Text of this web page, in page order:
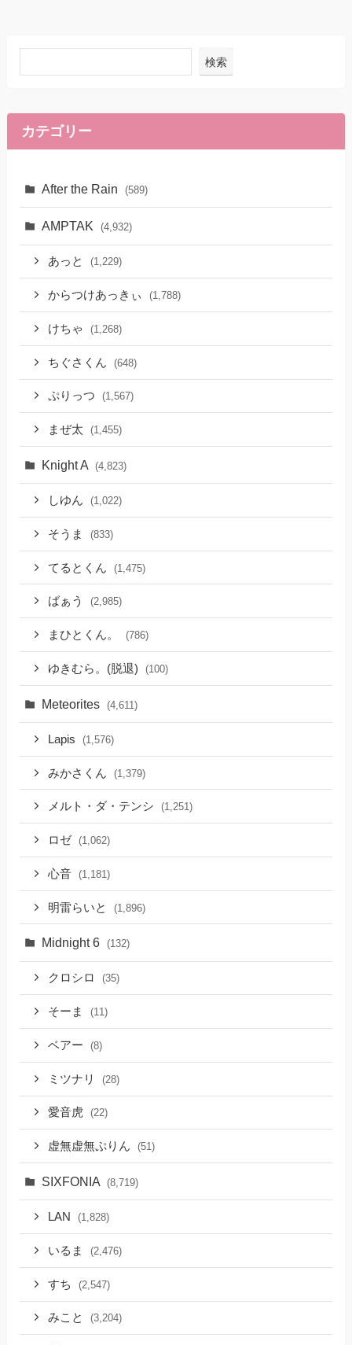
検索
カテゴリー
After the Rain (589)
AMPTAK (4,932)
あっと (1,229)
からつけあっきぃ (1,788)
けちゃ (1,268)
ちぐさくん (648)
ぷりっつ (1,567)
まぜ太 (1,455)
Knight A (4,823)
しゆん (1,022)
そうま (833)
てるとくん (1,475)
ばぁう (2,985)
まひとくん。 (786)
ゆきむら。(脱退) (100)
Meteorites (4,611)
Lapis (1,576)
みかさくん (1,379)
メルト・ダ・テンシ (1,251)
ロゼ (1,062)
心音 (1,181)
明雷らいと (1,896)
Midnight 6 (132)
クロシロ (35)
そーま (11)
ベアー (8)
ミツナリ (28)
愛音虎 (22)
虚無虚無ぷりん (51)
SIXFONIA (8,719)
LAN (1,828)
いるま (2,476)
すち (2,547)
みこと (3,204)